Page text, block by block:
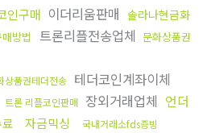
인구매 이더리움판매 솔라나현금화
방법 트론리플전송업체 문화상품권
상품권테더전송 테더코인계좌이체
트론 리플코인판매 장외거래업체 언더
자금믹싱 국내거래소fds증빙